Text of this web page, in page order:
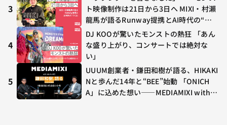
3
ト映像制作は21日から3日へ MIXI・村瀨
龍馬が語るRunway提携とAI時代の“つ
くる”
4
DJ KOOが驚いたモンストの熱狂 「あん
な盛り上がり、コンサートでは絶対な
い」
5
UUUM創業者・鎌田和樹が語る、HIKAKI
Nと歩んだ14年と“BEE”始動 「ONICH
A」に込めた想い——MEDIAMIXI with in